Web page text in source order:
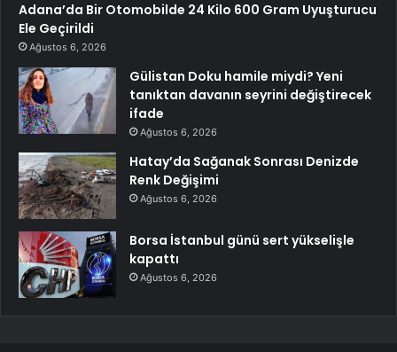
Adana’da Bir Otomobilde 24 Kilo 600 Gram Uyuşturucu
Ele Geçirildi
Ağustos 6, 2026
Gülistan Doku hamile miydi? Yeni
tanıktan davanın seyrini değiştirecek
ifade
Ağustos 6, 2026
Hatay’da Sağanak Sonrası Denizde
Renk Değişimi
Ağustos 6, 2026
Borsa İstanbul günü sert yükselişle
kapattı
Ağustos 6, 2026